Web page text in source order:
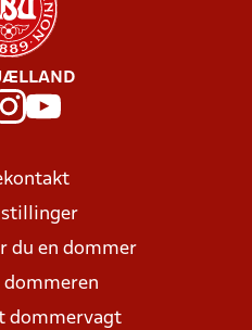
stillinger
du en dommer
dommeren
dommervagt